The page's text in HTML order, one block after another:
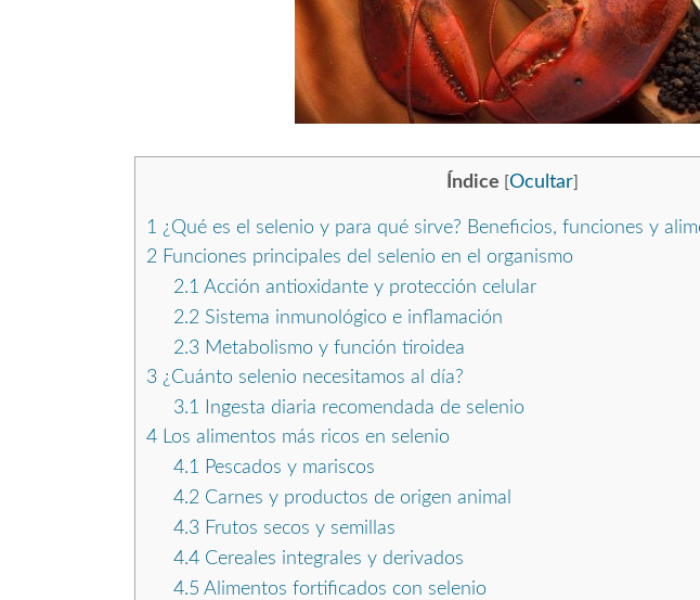
Índice [Ocultar]
1 ¿Qué es el selenio y para qué sirve? Beneficios, funciones y
2 Funciones principales del selenio en el organismo
2.1 Acción antioxidante y protección celular
2.2 Sistema inmunológico e inflamación
2.3Metabolismo y función tiroidea
3 ¿Cuánto selenio necesitamos al día?
3.1
Ingesta diaria recomendada de selenio
4 Los alimentos más ricos en selenio
4.1
Pescados y mariscos
4.2 Carnes y productos de origen animal
4.3Frutos secos y semillas
4.4Cereales integrales y derivados
4.5 Alimentos fortificados con selenio